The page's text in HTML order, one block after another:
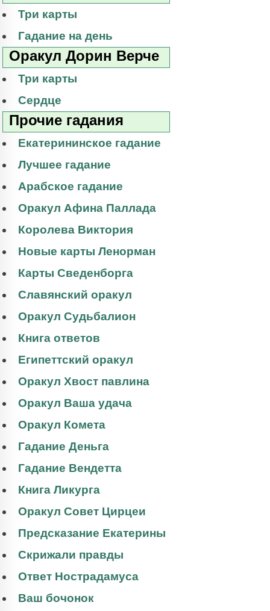
Три карты
Гадание на день
Оракул Дорин Верче
Три карты
Сердце
Прочие гадания
Екатерининское гадание
Лучшее гадание
Арабское гадание
Оракул Афина Паллада
Королева Виктория
Новые карты Ленорман
Карты Сведенборга
Славянский оракул
Оракул Судьбалион
Книга ответов
Египеттский оракул
Оракул Хвост павлина
Оракул Ваша удача
Оракул Комета
Гадание Деньга
Гадание Вендетта
Книга Ликурга
Оракул Совет Цирцеи
Предсказание Екатерины
Скрижали правды
Ответ Нострадамуса
Ваш бочонок